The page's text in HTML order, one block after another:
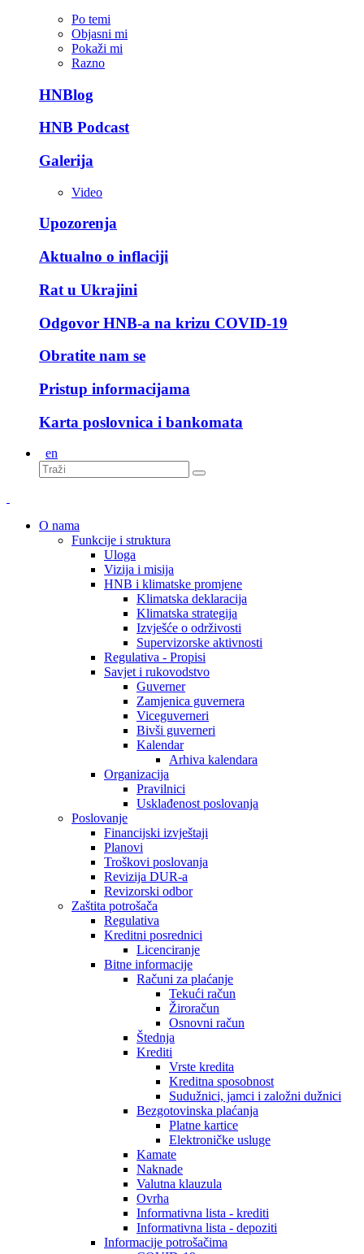
Po temi
Objasni mi
Pokaži mi
Razno
HNBlog
HNB Podcast
Galerija
Video
Upozorenja
Aktualno o inflaciji
Rat u Ukrajini
Odgovor HNB-a na krizu COVID-19
Obratite nam se
Pristup informacijama
Karta poslovnica i bankomata
en
O nama
Funkcije i struktura
Uloga
Vizija i misija
HNB i klimatske promjene
Klimatska deklaracija
Klimatska strategija
Izvješće o održivosti
Supervizorske aktivnosti
Regulativa - Propisi
Savjet i rukovodstvo
Guverner
Zamjenica guvernera
Viceguverneri
Bivši guverneri
Kalendar
Arhiva kalendara
Organizacija
Pravilnici
Usklađenost poslovanja
Poslovanje
Financijski izvještaji
Planovi
Troškovi poslovanja
Revizija DUR-a
Revizorski odbor
Zaštita potrošača
Regulativa
Kreditni posrednici
Licenciranje
Bitne informacije
Računi za plaćanje
Tekući račun
Žiroračun
Osnovni račun
Štednja
Krediti
Vrste kredita
Kreditna sposobnost
Sudužnici, jamci i založni dužnici
Bezgotovinska plaćanja
Platne kartice
Elektroničke usluge
Kamate
Naknade
Valutna klauzula
Ovrha
Informativna lista - krediti
Informativna lista - depoziti
Informacije potrošačima